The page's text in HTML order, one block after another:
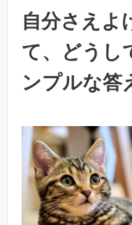
自分さえよ
て、どうし
ンプルな答